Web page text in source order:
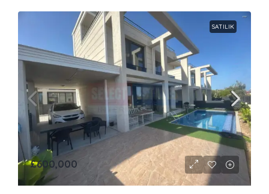
SATILIK
£600,000